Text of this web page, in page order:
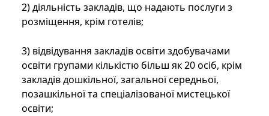
2) діяльність закладів, що надають послуги з
розміщення, крім готелів;
3) відвідування закладів освіти здобувачами
освіти групами кількістю більш як 20 осіб, крім
закладів дошкільної, загальної середньої,
позашкільної та спеціалізованої мистецької
освіти;